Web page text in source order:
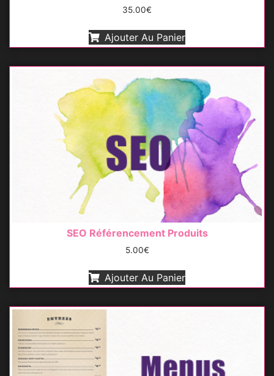
35.00€
Ajouter Au Panier
SEO Référencement Produits
5.00€
Ajouter Au Panier